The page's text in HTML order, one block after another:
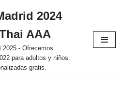
2024
AAA
2025 - Ofrecemos
para adultos y niños.
gratis.